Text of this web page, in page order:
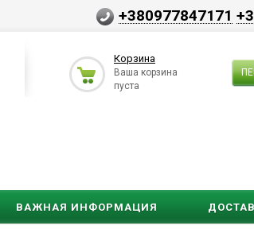
+380977847171
Корзина
Ваша корзина
пуста
ВАЖНАЯ ИНФОРМАЦИЯ